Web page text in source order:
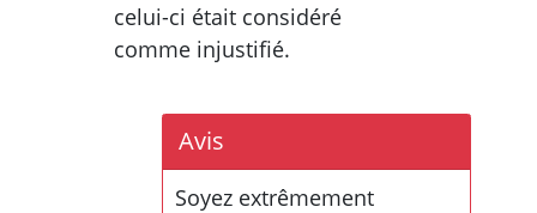
celui-ci était considéré
comme injustifié.
Avis
Soyez extrêmement